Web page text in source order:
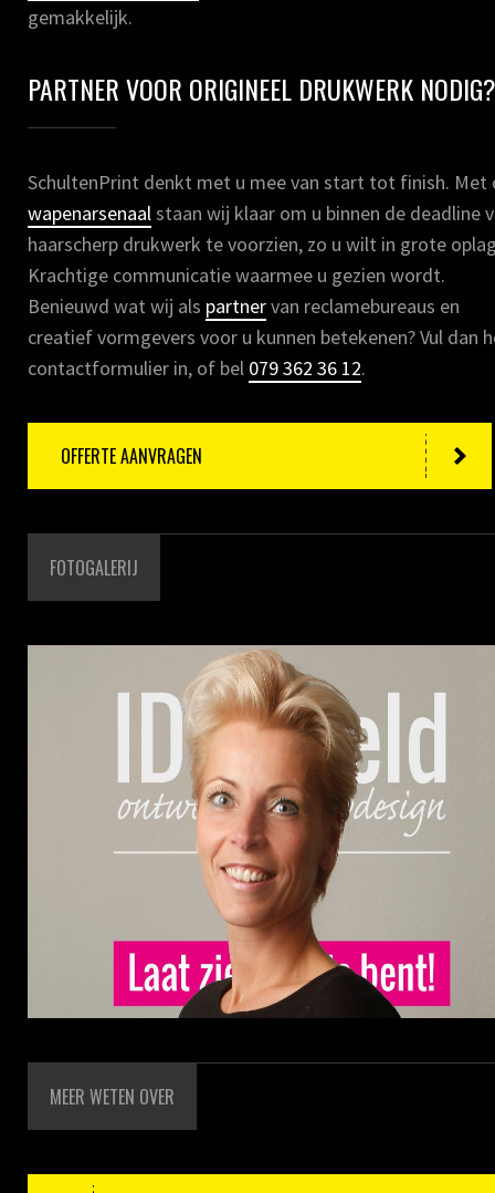
gemakkelijk.
PARTNER VOOR ORIGINEEL DRUKWERK NODIG?
SchultenPrint denkt met u mee van start tot finish. Met
wapenarsenaalstaan wij klaar om u binnen de deadline
haarscherp drukwerk te voorzien, zo u wilt in grote
Krachtige communicatie waarmee u gezien wordt.
Benieuwd wat wij als partnervan reclamebureaus en
creatief vormgevers voor u kunnen betekenen? Vul dan
contactformulier in, of bel 079 362 36 12.
OFFERTE AANVRAGEN
FOTOGALERIJ
MEER WETEN OVER